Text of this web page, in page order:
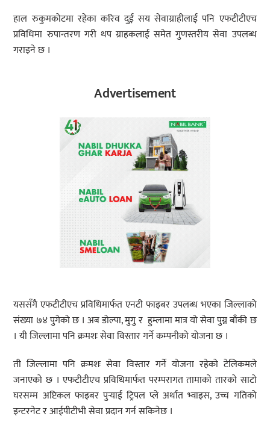
हाल रुकुमकोटमा रहेका करिव दुई सय सेवाग्राहीलाई पनि एफटीटीएच
प्रविधिमा रुपान्तरण गरी थप ग्राहकलाई समेत गुणस्तरीय सेवा उपलब्ध
गराइने छ ।
Advertisement
यससँगै एफटीटीएच प्रविधिमार्फत एनटी फाइबर उपलब्ध भएका जिल्लाको
संख्या ७४ पुगेको छ । अब डोल्पा, मुगु र हुम्लामा मात्र यो सेवा पुग्न बाँकी छ
। यी जिल्लामा पनि क्रमशः सेवा विस्तार गर्ने कम्पनीको योजना छ ।
ती जिल्लामा पनि क्रमशः सेवा विस्तार गर्ने योजना रहेको टेलिकमले
जनाएको छ । एफटीटीएच प्रविधिमार्फत परम्परागत तामाको तारको साटो
घरसम्म अप्टिकल फाइबर पुर्‍याई ट्रिपल प्ले अर्थात भ्वाइस, उच्च गतिको
इन्टरनेट र आईपीटीभी सेवा प्रदान गर्न सकिनेछ ।